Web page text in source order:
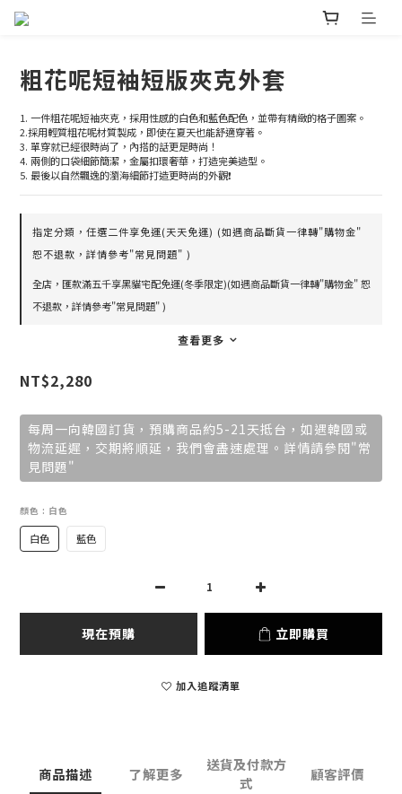
粗花呢短袖短版夾克外套
1. 一件粗花呢短袖夾克，採用性感的白色和藍色配色，並帶有精緻的格子圖案。
2.採用輕質粗花呢材質製成，即使在夏天也能舒適穿著。
3. 單穿就已經很時尚了，內搭的話更是時尚！
4. 兩側的口袋細節簡潔，金屬扣環奢華，打造完美造型。
5. 最後以自然飄逸的瀏海細節打造更時尚的外觀❗
指定分類，任選二件享免運(天天免運) (如遇商品斷貨一律轉"購物金"
恕不退款，詳情參考"常見問題" )
全店，匯款滿五千享黑貓宅配免運(冬季限定)(如遇商品斷貨一律轉"購物金" 恕
不退款，詳情參考"常見問題" )
查看更多
NT$2,280
每周一向韓國訂貨，預購商品約5-21天抵台，如遇韓國或
物流延遲，交期將順延，我們會盡速處理。詳情請參閱"常
見問題"
顏色 : 白色
白色 藍色
現在預購 立即購買
加入追蹤清單
商品描述 了解更多
送貨及付款方
式
顧客評價